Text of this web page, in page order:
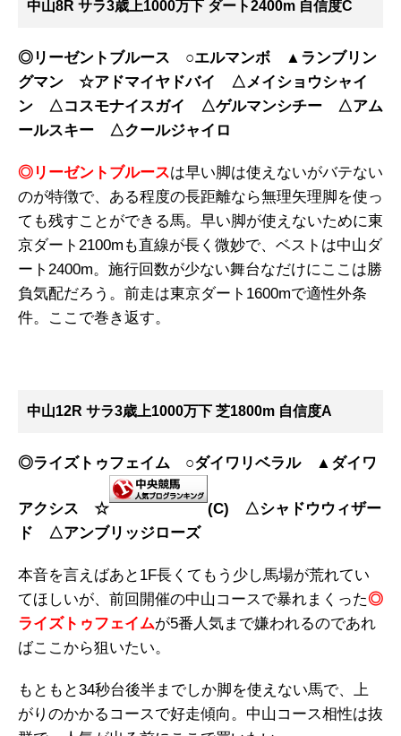
中山8R サラ3歳上1000万下 ダート2400m 自信度C
◎リーゼントブルース ○エルマンボ ▲ランブリン
グマン ☆アドマイヤドバイ △メイショウシャイ
ン △コスモナイスガイ △ゲルマンシチー △アム
ールスキー △クールジャイロ
◎リーゼントブルースは早い脚は使えないがバテない
のが特徴で、ある程度の長距離なら無理矢理脚を使っ
ても残すことができる馬。早い脚が使えないために東
京ダート2100mも直線が長く微妙で、ベストは中山ダ
ート2400m。施行回数が少ない舞台なだけにここは勝
負気配だろう。前走は東京ダート1600mで適性外条
件。ここで巻き返す。
中山12R サラ3歳上1000万下 芝1800m 自信度A
◎ライズトゥフェイム ○ダイワリベラル ▲ダイワ
アクシス ☆ (C) △シャドウウィザー
ド △アンブリッジローズ
本音を言えばあと1F長くてもう少し馬場が荒れてい
てほしいが、前回開催の中山コースで暴れまくった◎
ライズトゥフェイムが5番人気まで嫌われるのであれ
ばここから狙いたい。
もともと34秒台後半までしか脚を使えない馬で、上
がりのかかるコースで好走傾向。中山コース相性は抜